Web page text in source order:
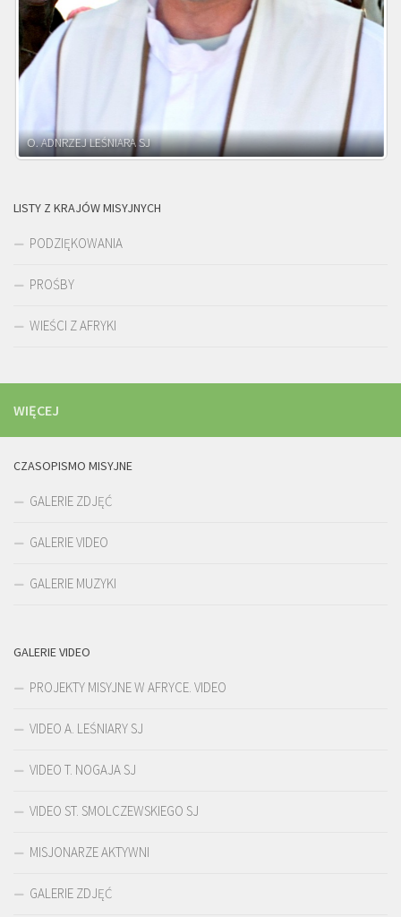
O. ADNRZEJ LEŚNIARA SJ
LISTY Z KRAJÓW MISYJNYCH
PODZIĘKOWANIA
PROŚBY
WIEŚCI Z AFRYKI
WIĘCEJ
CZASOPISMO MISYJNE
GALERIE ZDJĘĆ
GALERIE VIDEO
GALERIE MUZYKI
GALERIE VIDEO
PROJEKTY MISYJNE W AFRYCE. VIDEO
VIDEO A. LEŚNIARY SJ
VIDEO T. NOGAJA SJ
VIDEO ST. SMOLCZEWSKIEGO SJ
MISJONARZE AKTYWNI
GALERIE ZDJĘĆ